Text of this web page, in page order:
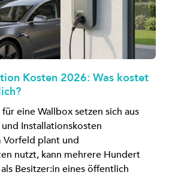
Kosten 2026: Was kostet
eine Wallbox setzen sich aus
Installationskosten
Vorfeld plant und
nutzt, kann mehrere Hundert
Besitzer:in eines öffentlich